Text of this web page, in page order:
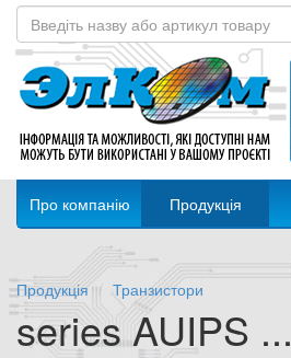
Про компанію Продукція
Продукція Транзистори
series AUIPS ...